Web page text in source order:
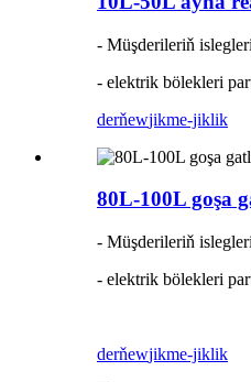
- Müşderileriň
- elektrik bölekleri
derňewjikme-jiklik
80L-100L goşa
- Müşderileriň
- elektrik bölekleri
derňewjikme-jiklik